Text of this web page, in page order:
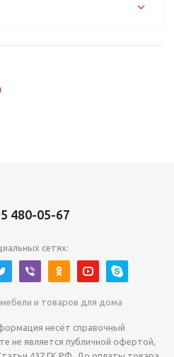
480-05-67
сетях:
и товаров для дома
несёт справочный
не является публичной офертой,